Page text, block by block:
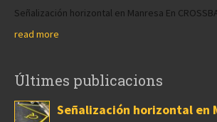
Señalización horizontal en Manresa En
read more
Últimes publicacions
Señalización horizontal en